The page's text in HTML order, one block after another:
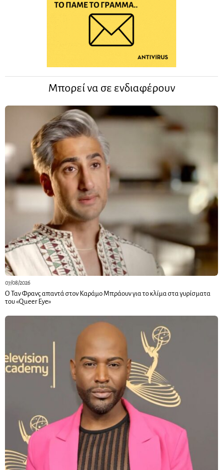
Μπορεί να σε ενδιαφέρουν
07/08/2026
Ο Ταν Φρανς απαντά στον Καράμο Μπράουν για το κλίμα στα γυρίσματα
του «Queer Eye»